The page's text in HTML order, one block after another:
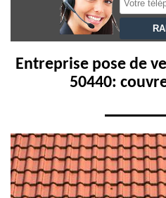
Entreprise pose de
50440: